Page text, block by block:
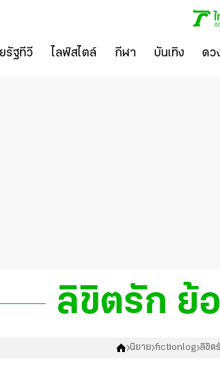
รัฐทีวี ไลฟ์สไตล์ กีฬา บันเทิง ดว
ลิขิตรัก ย้
นิยาย fictionlog ลิขิต